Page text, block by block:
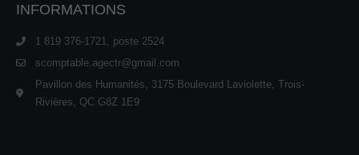
INFORMATIONS
1 819 376-1721, poste 2524
scomptable.agectr@gmail.com
Pavillon des Humanités, 3175 Boulevard Laviolette, Trois-
Rivières, QC G8Z 1E9